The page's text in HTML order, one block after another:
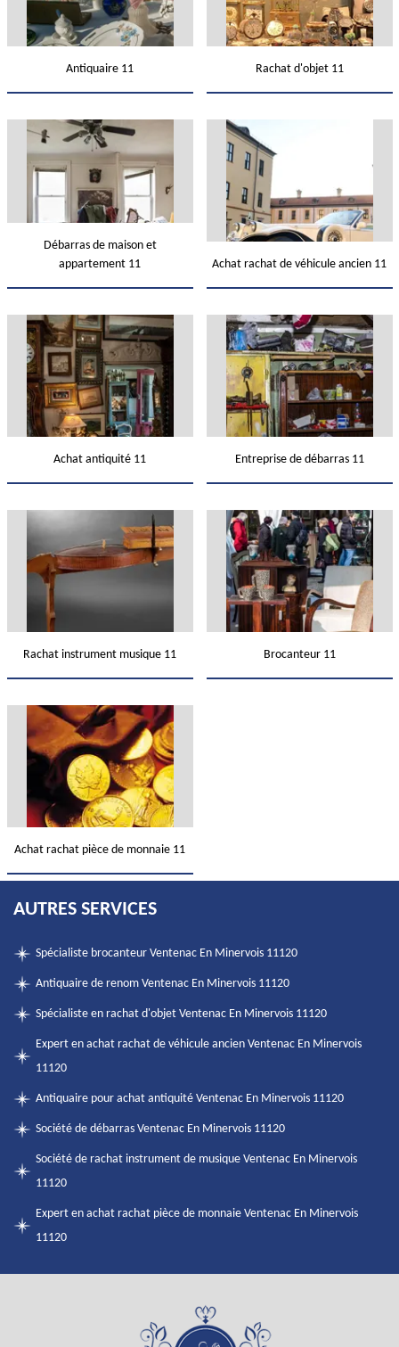
Antiquaire 11 Rachat d'objet 11
Débarras de maison et
appartement 11
Achat rachat de véhicule ancien 11
Achat antiquité 11 Entreprise de débarras 11
Rachat instrument musique 11 Brocanteur 11
Achat rachat pièce de monnaie 11
AUTRES SERVICES
Spécialiste brocanteur Ventenac En Minervois 11120
Antiquaire de renom Ventenac En Minervois 11120
Spécialiste en rachat d'objet Ventenac En Minervois 11120
Expert en achat rachat de véhicule ancien Ventenac En Minervois
11120
Antiquaire pour achat antiquité Ventenac En Minervois 11120
Société de débarras Ventenac En Minervois 11120
Société de rachat instrument de musique Ventenac En Minervois
11120
Expert en achat rachat pièce de monnaie Ventenac En Minervois
11120